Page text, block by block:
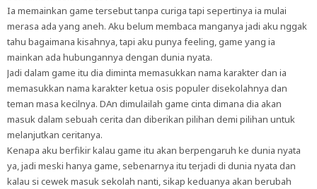
Ia memainkan game tersebut tanpa curiga tapi sepertinya ia mulai
merasa ada yang aneh. Aku belum membaca manganya jadi aku nggak
tahu bagaimana kisahnya, tapi aku punya feeling, game yang ia
mainkan ada hubungannya dengan dunia nyata.
Jadi dalam game itu dia diminta memasukkan nama karakter dan ia
memasukkan nama karakter ketua osis populer disekolahnya dan
teman masa kecilnya. DAn dimulailah game cinta dimana dia akan
masuk dalam sebuah cerita dan diberikan pilihan demi pilihan untuk
melanjutkan ceritanya.
Kenapa aku berfikir kalau game itu akan berpengaruh ke dunia nyata
ya, jadi meski hanya game, sebenarnya itu terjadi di dunia nyata dan
kalau si cewek masuk sekolah nanti, sikap keduanya akan berubah